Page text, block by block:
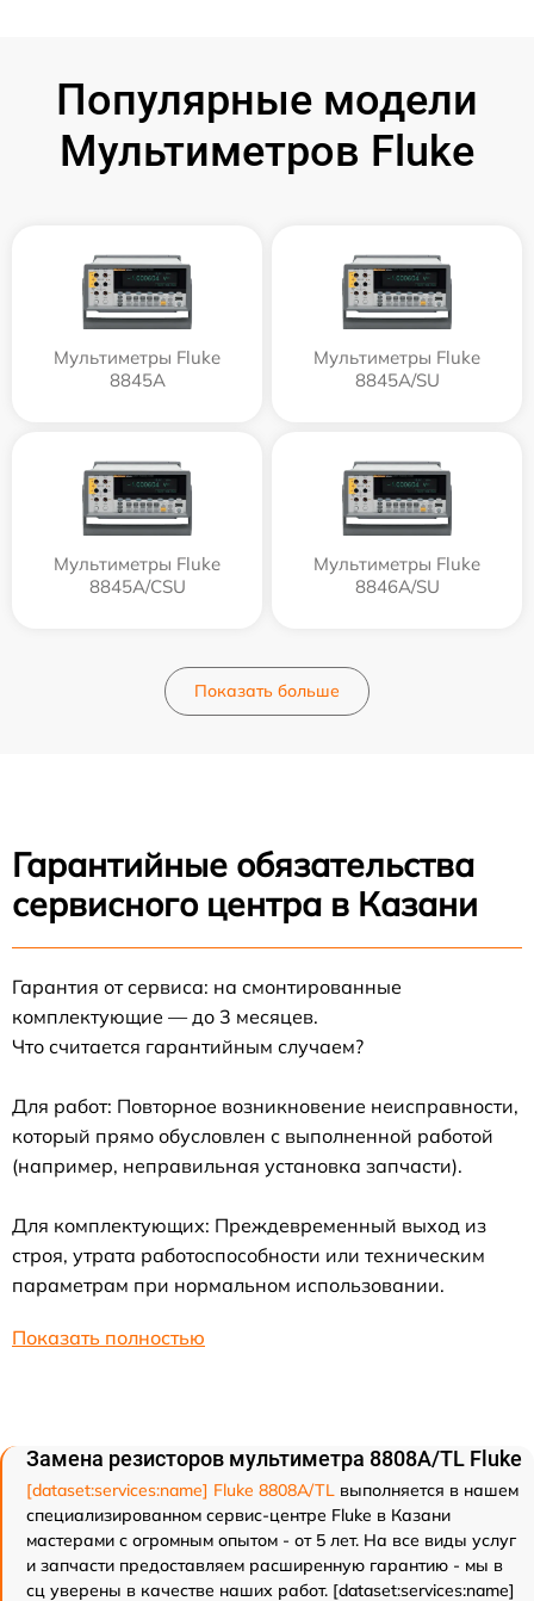
Популярные модели
Мультиметров Fluke
Мультиметры Fluke
8845A
Мультиметры Fluke
8845A/SU
Мультиметры Fluke
8845A/CSU
Мультиметры Fluke
8846A/SU
Показать больше
Гарантийные обязательства
сервисного центра в Казани
Гарантия от сервиса: на смонтированные
комплектующие — до 3 месяцев.
Что считается гарантийным случаем?
Для работ: Повторное возникновение неисправности,
который прямо обусловлен с выполненной работой
(например, неправильная установка запчасти).
Для комплектующих: Преждевременный выход из
строя, утрата работоспособности или техническим
параметрам при нормальном использовании.
Показать полностью
Замена резисторов мультиметра 8808A/TL Fluke
[dataset:services:name] Fluke 8808A/TL выполняется в нашем
специализированном сервис-центре Fluke в Казани
мастерами с огромным опытом - от 5 лет. На все виды услуг
и запчасти предоставляем расширенную гарантию - мы в
сц уверены в качестве наших работ. [dataset:services:name]